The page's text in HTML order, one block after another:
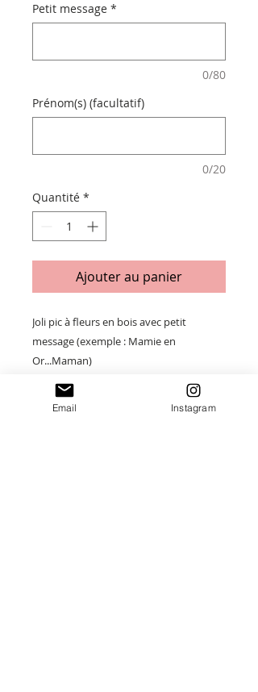
Petit message *
0/80
Prénom(s) (facultatif)
0/20
Quantité *
Ajouter au panier
Joli pic à fleurs en bois avec petit
message (exemple : Mamie en
Or...Maman)
Taille : 10 X 16,5 cm
Email Instagram